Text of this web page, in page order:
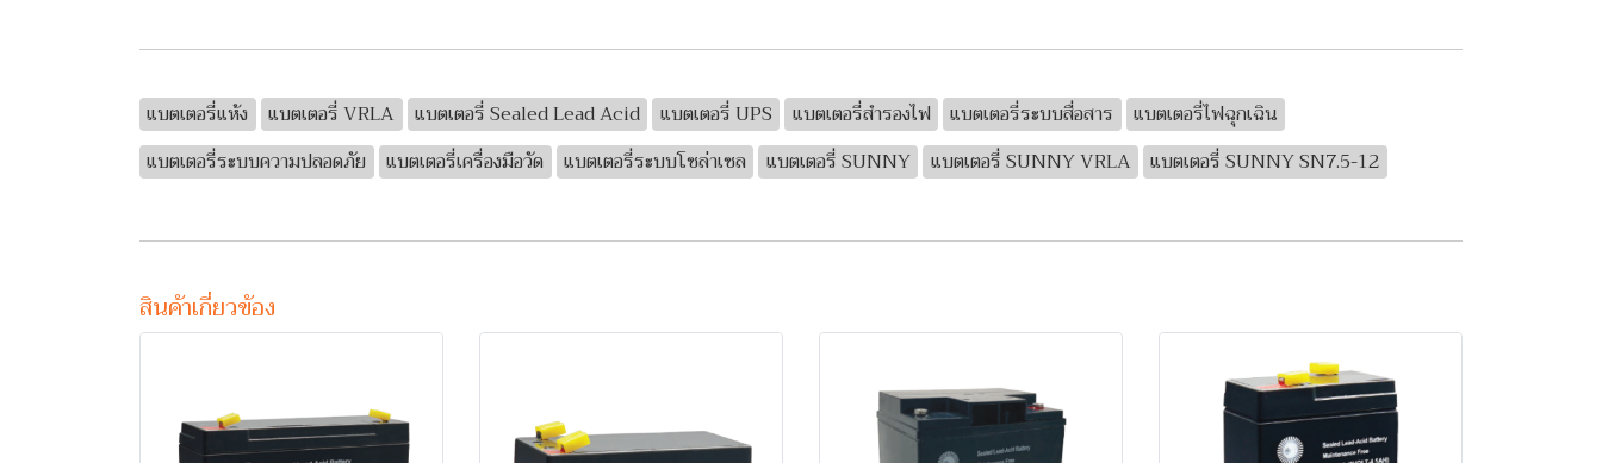
แบตเตอรี่แห้ง แบตเตอรี่ VRLA แบตเตอรี่ Sealed Lead Acid แบตเตอรี่ UPS แบตเตอรี่สำรองไฟ แบตเตอรี่ระบบสื่อสาร
แบตเตอรี่ไฟฉุกเฉิน
แบตเตอรี่ระบบความปลอดภัย
แบตเตอรี่เครื่องมือวัด แบตเตอรี่ระบบโซล่าเซล แบตเตอรี่ SUNNY แบตเตอรี่ SUNNY VRLA แบตเตอรี่ SUNNY SN7.5-12
สินค้าเกี่ยวข้อง